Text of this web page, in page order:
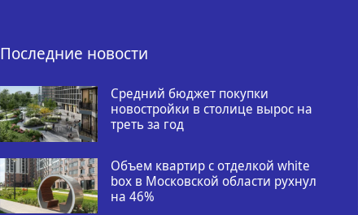
Последние новости
Средний бюджет покупки
новостройки в столице вырос на
треть за год
Объем квартир с отделкой white
box в Московской области рухнул
на 46%